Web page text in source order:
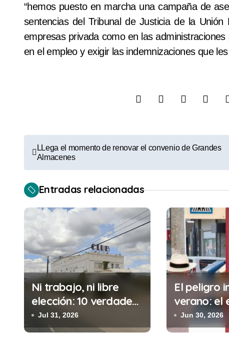
“hemos puesto en marcha una campaña de
sentencias del Tribunal de Justicia de la
empresas privada como en las
en el empleo y exigir las indemnizaciones que
N
a
v
e
a
c
i
ó
n
LLega el momento de renovar el convenio de Grandes
Almacenes
Entradas relacionadas
Ni trabajo, ni libre
elección: 10 verdades
urgentes sobre la
abolición de la
Jul 31, 2026
El peligro
verano: el
cometes
minutos
Jun 30, 2026